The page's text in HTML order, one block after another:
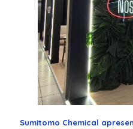
Sumitomo Chemical